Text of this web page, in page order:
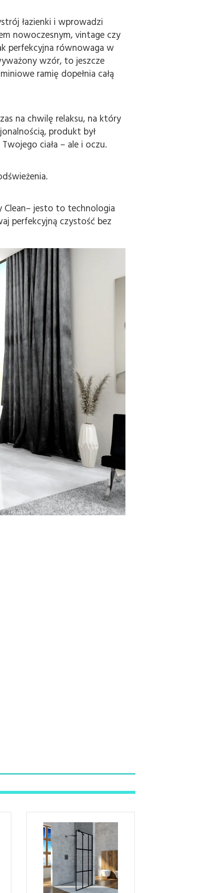
łazienki i wprowadzi
nowoczesnym, vintage czy
perfekcyjna równowaga w
wzór, to jeszcze
ramię dopełnia całą
na chwilę relaksu, na który
produkt był
ciała – ale i oczu.
Clean– jesto to technologia
perfekcyjną czystość bez